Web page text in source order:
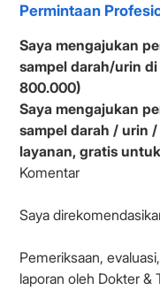
Permintaan
Saya mengajukan
sampel darah/urin
800.000)
Saya mengajukan
sampel darah / urin
layanan, gratis
Komentar
Saya
Pemeriksaan,
laporan oleh Dokter